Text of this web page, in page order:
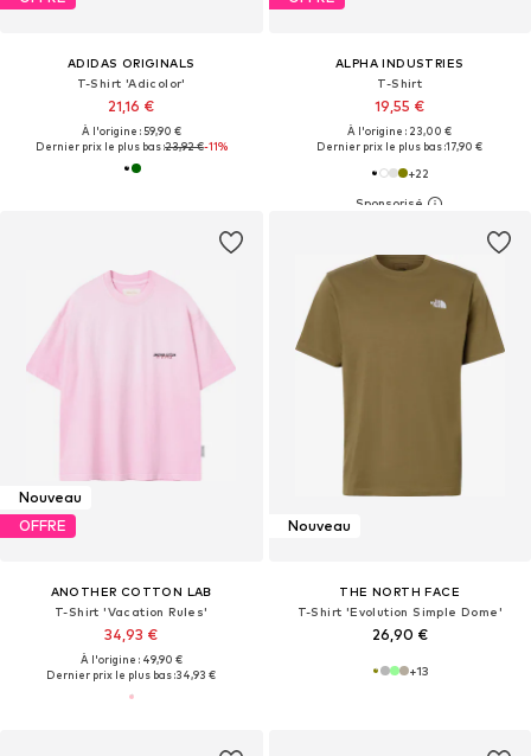
ADIDAS ORIGINALS
T-Shirt 'Adicolor'
21,16 €
À l'origine : 59,90 €
Dernier prix le plus bas :23,92 €-11%
ALPHA INDUSTRIES
T-Shirt
19,55 €
À l'origine : 23,00 €
Dernier prix le plus bas :17,90 €
+22
Nouveau
OFFRE
ANOTHER COTTON LAB
T-Shirt 'Vacation Rules'
34,93 €
À l'origine : 49,90 €
Dernier prix le plus bas :34,93 €
Nouveau
THE NORTH FACE
T-Shirt 'Evolution Simple Dome'
26,90 €
+13